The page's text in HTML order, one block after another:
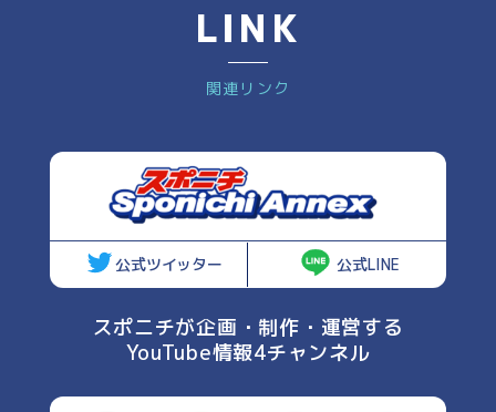
LINK
関連リンク
公式ツイッター 公式LINE
スポニチが企画・制作・運営する
YouTube情報4チャンネル